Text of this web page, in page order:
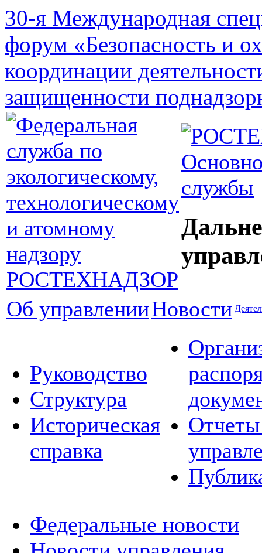
30-я Международная
форум «Безопасность и
координации
защищенности
службы
Об управленииНовости
Руководство
Структура
Историческая
справка
Отчеты
Федеральные новости